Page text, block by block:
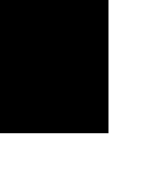
幫助你成為自己的人生設計師。
微光，在此，他將這些吉光片羽蒐集成